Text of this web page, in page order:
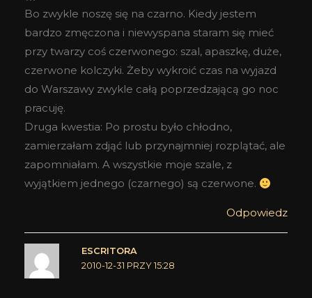
Bo zwykle noszę się na czarno. Kiedy jestem
bardzo zmęczona i niewyspana staram się mieć
przy twarzy coś czerwonego: szal, apaszkę, duże,
czerwone kolczyki. Żeby wykroić czas na wyjazd
do Warszawy zwykle całą poprzedzającą go noc
pracuję.
Druga kwestia: Po prostu było chłodno,
zamierzałam zdjąć lub przynajmniej rozplątać, ale
zapomniałam. A wszystkie moje szale, z
wyjątkiem jednego (czarnego) są czerwone.
Odpowiedz
ESCRITORA
2010-12-31 PRZY 15:28